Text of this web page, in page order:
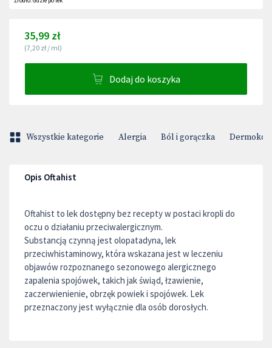
35,99 zł
(7,20 zł / ml)
Dodaj do koszyka
Wszystkie kategorie Alergia Ból i gorączka
Opis Oftahist
Oftahist to lek dostępny bez recepty w postaci kropli do
oczu o działaniu przeciwalergicznym.
Substancją czynną jest olopatadyna, lek
przeciwhistaminowy, która wskazana jest w leczeniu
objawów rozpoznanego sezonowego alergicznego
zapalenia spojówek, takich jak świąd, łzawienie,
zaczerwienienie, obrzęk powiek i spojówek. Lek
przeznaczony jest wyłącznie dla osób dorosłych.